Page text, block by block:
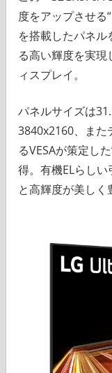
度をアップさせる
を搭載したパネ
る高い輝度を実現
ィスプレイ。
パネルサイズは
3840x2160、また
るVESAが策定し
得。有機ELらし
と高輝度が美しく